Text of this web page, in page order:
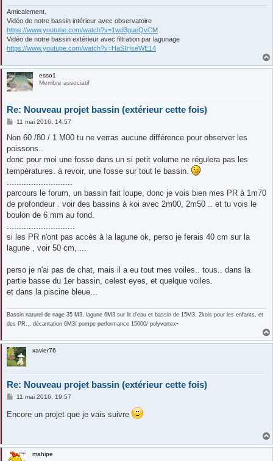
Amicalement.
Vidéo de notre bassin intérieur avec observatoire
https://www.youtube.com/watch?v=1wd3gueQvCM
Vidéo de notre bassin extérieur avec filtration par lagunage
https://www.youtube.com/watch?v=HaSIHseWE14
esso1
Membre associatif
Re: Nouveau projet bassin (extérieur cette fois)
M
s
a
g
11 mai 2016, 14:57
Non 60 /80 / 1 M00 tu ne verras aucune différence pour observer les
poissons..
donc pour moi une fosse dans un si petit volume ne régulera pas les
températures. à revoir, une fosse sur tout le bassin.
parcours le forum, un bassin fait loupe, donc je vois bien mes PR à 1m70
de profondeur . voir des bassins à koi avec 2m00, 2m50 .. et tu vois le
boulon de 6 mm au fond.
si les PR n'ont pas accès à la lagune ok, perso je ferais 40 cm sur la
lagune , voir 50 cm, ...
perso je n'ai pas de chat, mais il a eu tout mes voiles.. tous.. dans la
partie basse du 1er bassin, celest eyes, et quelque voiles.
et dans la piscine bleue...
Bassin naturel de nage 35 M3, lagune 6M3 sur lit d'eau et bassin de 15M3, 2kois pour les enfants, et
des PR... décantation 6M3/ pompe performance 15000/ polyvortex-
xavier76
Re: Nouveau projet bassin (extérieur cette fois)
M
s
11 mai 2016, 19:57
Encore un projet que je vais suivre
mahipe